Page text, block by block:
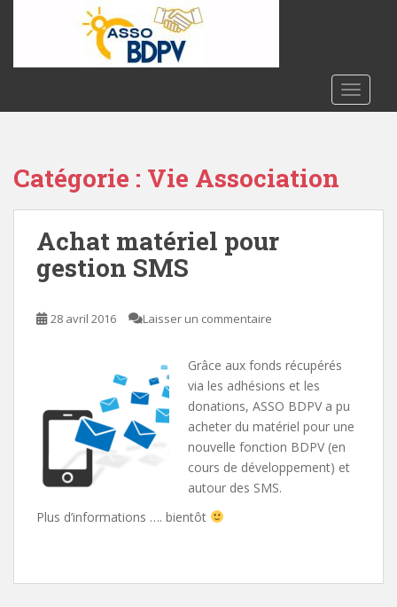
o
Catégorie : Vie Association
Achat matériel pour
gestion SMS
28 avril 2016 Laisser un commentaire
Grâce aux fonds récupérés
via les adhésions et les
donations, ASSO BDPV a pu
acheter du matériel pour une
nouvelle fonction BDPV (en
cours de développement) et
autour des SMS.
Plus d’informations …. bientôt